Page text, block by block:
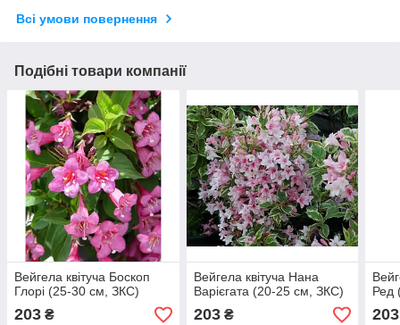
Всі умови повернення
Подібні товари компанії
Вейгела квітуча Боскоп
Глорі (25-30 см, ЗКС)
203 ₴
Вейгела квітуча Нана
Варієгата (20-25 см, ЗКС)
203₴
Ред
203